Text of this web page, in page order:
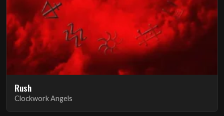
Rush
Clockwork Angels